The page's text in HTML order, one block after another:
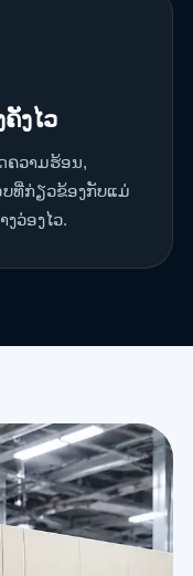
ງໄວ
ຄວາມຮ້ອນ,
ທີ່ກ່ຽວຂ້ອງກັບແມ່
ວ່ອງໄວ.